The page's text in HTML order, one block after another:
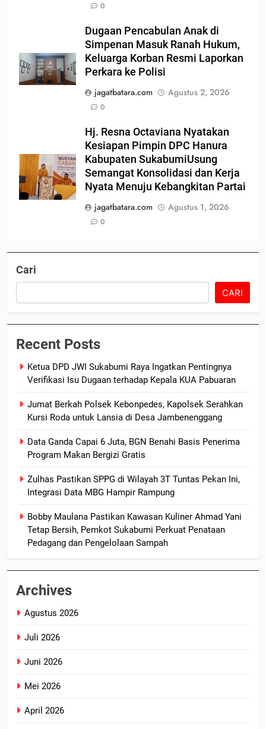
0
Dugaan Pencabulan Anak di
Simpenan Masuk Ranah Hukum,
Keluarga Korban Resmi Laporkan
Perkara ke Polisi
jagatbatara.com
Agustus 2, 2026
0
Hj. Resna Octaviana Nyatakan
Kesiapan Pimpin DPC Hanura
Kabupaten SukabumiUsung
Semangat Konsolidasi dan Kerja
Nyata Menuju Kebangkitan Partai
jagatbatara.com
Agustus 1, 2026
0
Cari
CARI
Recent Posts
Ketua DPD JWI Sukabumi Raya Ingatkan Pentingnya
Verifikasi Isu Dugaan terhadap Kepala KUA Pabuaran
Jumat Berkah Polsek Kebonpedes, Kapolsek Serahkan
Kursi Roda untuk Lansia di Desa Jambenenggang
Data Ganda Capai 6 Juta, BGN Benahi Basis Penerima
Program Makan Bergizi Gratis
Zulhas Pastikan SPPG di Wilayah 3T Tuntas Pekan Ini,
Integrasi Data MBG Hampir Rampung
Bobby Maulana Pastikan Kawasan Kuliner Ahmad Yani
Tetap Bersih, Pemkot Sukabumi Perkuat Penataan
Pedagang dan Pengelolaan Sampah
Archives
Agustus 2026
Juli 2026
Juni 2026
Mei 2026
April 2026